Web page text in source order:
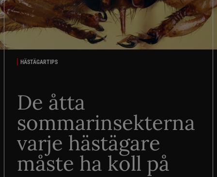
HÄSTÄGARTIPS
De åtta
sommarinsekterna
varje hästägare
måste ha koll på